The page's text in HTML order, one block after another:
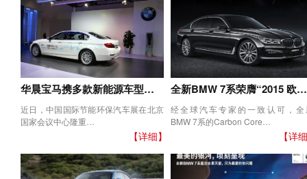
华晨宝马携多款新能源车型…
近日，中国国际节能环保汽车展在北京
国家会议中心隆重…
【详细】
全新BMW 7系荣膺“2015 欧…
经全球汽车专家的一致认可，全
BMW 7系的Carbon Core…
【详